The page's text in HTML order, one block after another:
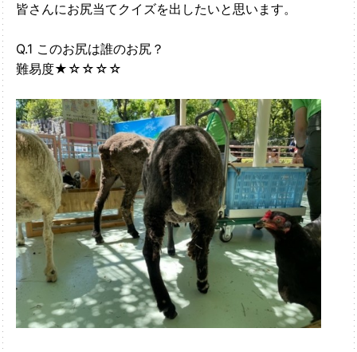
皆さんにお尻当てクイズを出したいと思います。
Q.1 このお尻は誰のお尻？
難易度★☆☆☆☆